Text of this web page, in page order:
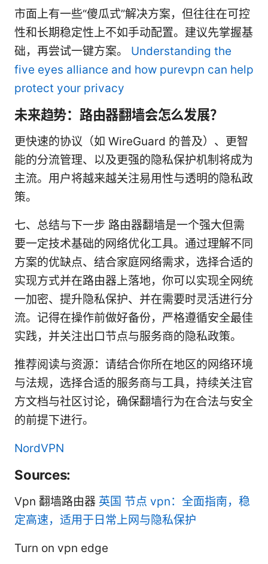
市面上有一些“傻瓜式”解决方案，但往往在可控
性和长期稳定性上不如手动配置。建议先掌握基
础，再尝试一键方案。 Understanding the
five eyes alliance and how purevpn can help
protect your privacy
未来趋势：路由器翻墙会怎么发展？
更快速的协议（如 WireGuard 的普及）、更智
能的分流管理、以及更强的隐私保护机制将成为
主流。用户将越来越关注易用性与透明的隐私政
策。
七、总结与下一步 路由器翻墙是一个强大但需
要一定技术基础的网络优化工具。通过理解不同
方案的优缺点、结合家庭网络需求，选择合适的
实现方式并在路由器上落地，你可以实现全网统
一加密、提升隐私保护、并在需要时灵活进行分
流。记得在操作前做好备份，严格遵循安全最佳
实践，并关注出口节点与服务商的隐私政策。
推荐阅读与资源：请结合你所在地区的网络环境
与法规，选择合适的服务商与工具，持续关注官
方文档与社区讨论，确保翻墙行为在合法与安全
的前提下进行。
NordVPN
Sources:
Vpn 翻墙路由器 英国 节点 vpn：全面指南，稳
定高速，适用于日常上网与隐私保护
Turn on vpn edge